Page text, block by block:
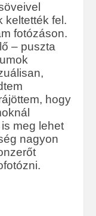
keltették fel.
fotózáson.
– puszta
hogy
meg lehet
nagyon